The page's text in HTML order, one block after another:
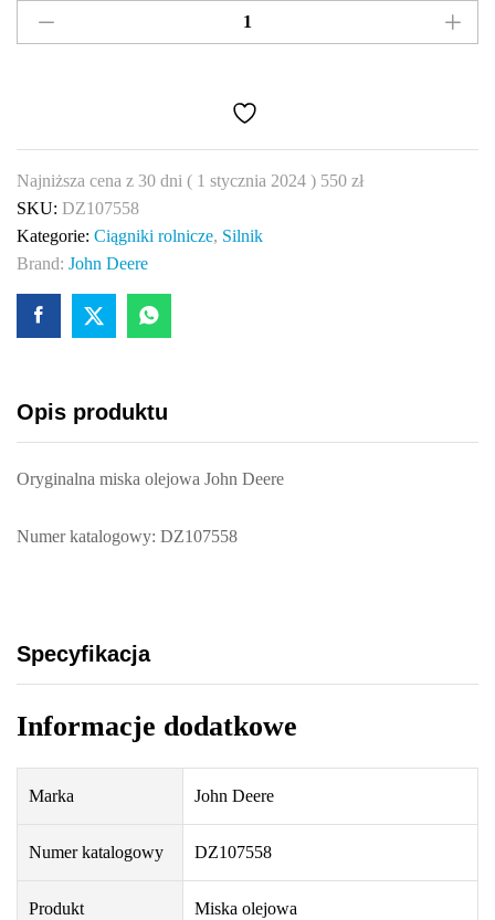
olejowa
Najniższa cena z 30 dni ( 1 stycznia 2024 ) 550 zł
SKU: DZ107558
Kategorie: Ciągniki rolnicze, Silnik
Brand: John Deere
Opis produktu
Oryginalna miska olejowa John Deere
Numer katalogowy: DZ107558
Specyfikacja
Informacje dodatkowe
Marka John Deere
Numer katalogowy DZ107558
Produkt Miska olejowa